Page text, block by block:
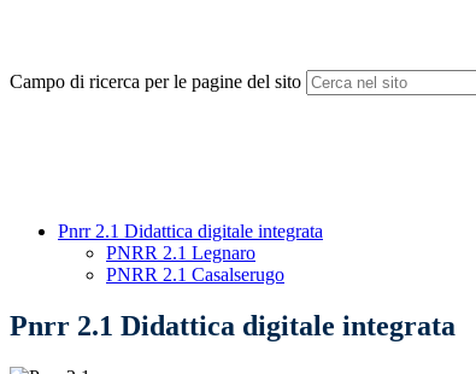
Campo di ricerca per le pagine del sito
Pnrr 2.1 Didattica digitale integrata
PNRR 2.1 Legnaro
PNRR 2.1 Casalserugo
Pnrr 2.1 Didattica digitale integrata